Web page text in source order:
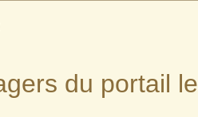
du portail